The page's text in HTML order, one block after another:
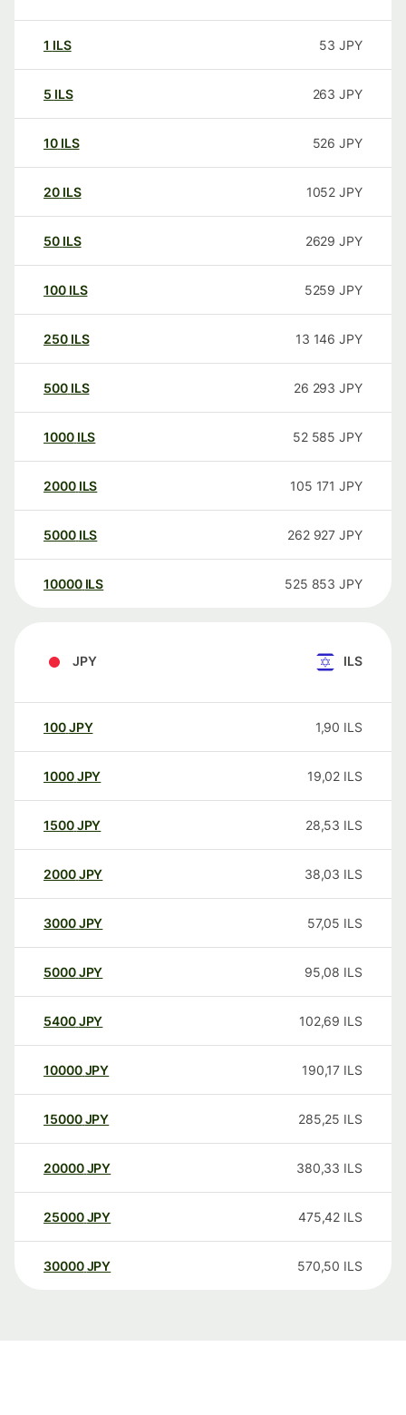
1 ILS 53 JPY
5 ILS 263 JPY
10 ILS 526 JPY
20 ILS 1052 JPY
50 ILS 2629 JPY
100 ILS 5259 JPY
250 ILS 13 146 JPY
500 ILS 26 293 JPY
1000 ILS 52 585 JPY
2000 ILS 105 171 JPY
5000 ILS 262 927 JPY
10000 ILS 525 853 JPY
JPY ILS
100JPY 1,90 ILS
1000JPY 19,02 ILS
1500JPY 28,53 ILS
2000JPY 38,03 ILS
3000JPY 57,05 ILS
5000JPY 95,08 ILS
5400JPY 102,69 ILS
10000 JPY 190,17 ILS
15000 JPY 285,25 ILS
20000 JPY 380,33 ILS
25000 JPY 475,42 ILS
30000 JPY 570,50 ILS